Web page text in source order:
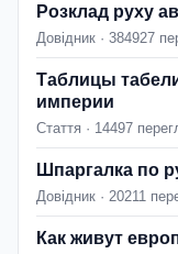
Розклад руху
Довідник · 384927
Таблицы
империи
Стаття · 14497
Шпаргалка по
Довідник · 20211
Как живут